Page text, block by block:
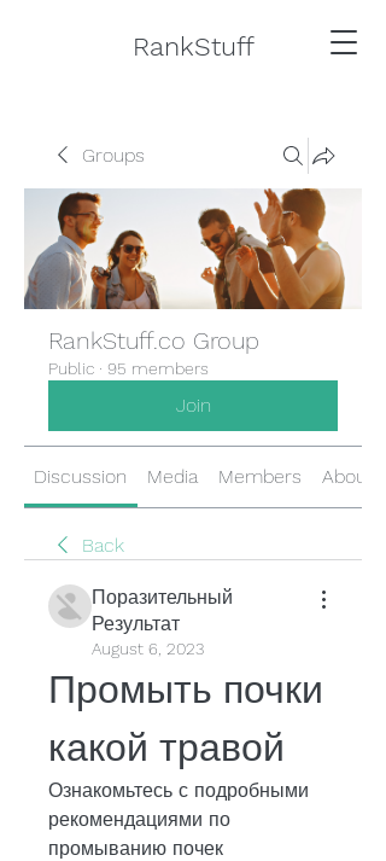
RankStuff
Groups
RankStuff.co Group
Public · 95 members
Join
Discussion Media Members About
Back
Поразительный
Результат
August 6, 2023
Промыть почки
какой травой
Ознакомьтесь с подробными
рекомендациями по
промыванию почек